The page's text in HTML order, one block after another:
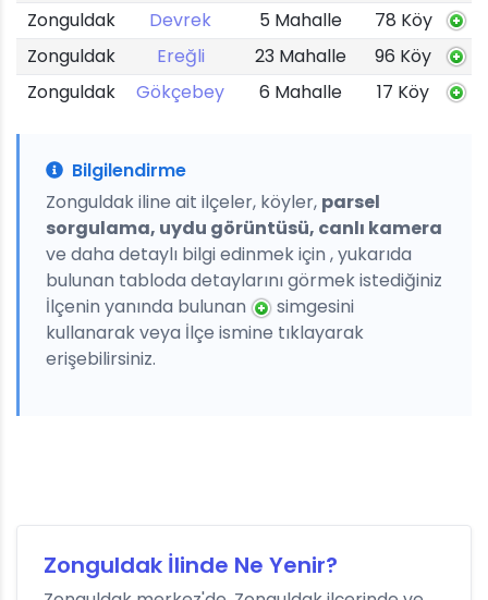
Zonguldak
Devrek 5 Mahalle
78 Köy
Zonguldak
Ereğli 23 Mahalle
96 Köy
Zonguldak
Gökçebey 6 Mahalle 17 Köy
Bilgilendirme
Zonguldak iline ait ilçeler, köyler, parsel
sorgulama, uydu görüntüsü, canlı kamera
ve daha detaylı bilgi edinmek için , yukarıda
bulunan tabloda detaylarını görmek istediğiniz
İlçenin yanında bulunan
simgesini
kullanarak veya İlçe ismine tıklayarak
erişebilirsiniz.
Zonguldak İlinde Ne Yenir?